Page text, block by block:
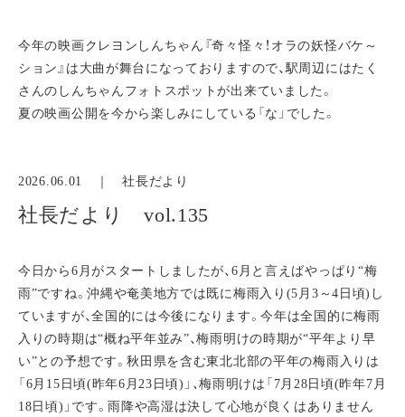
今年の映画クレヨンしんちゃん『奇々怪々！オラの妖怪バケ～
ション』は大曲が舞台になっておりますので、駅周辺にはたく
さんのしんちゃんフォトスポットが出来ていました。
夏の映画公開を今から楽しみにしている「な」でした。
2026.06.01 ｜社長だより
社長だより vol.135
今日から6月がスタートしましたが、6月と言えばやっぱり“梅
雨”ですね。沖縄や奄美地方では既に梅雨入り(5月3～4日頃)し
ていますが、全国的には今後になります。今年は全国的に梅雨
入りの時期は“概ね平年並み”、梅雨明けの時期が“平年より早
い”との予想です。秋田県を含む東北北部の平年の梅雨入りは
「6月15日頃(昨年6月23日頃)」、梅雨明けは「7月28日頃(昨年7月
18日頃)」です。雨降や高湿は決して心地が良くはありません